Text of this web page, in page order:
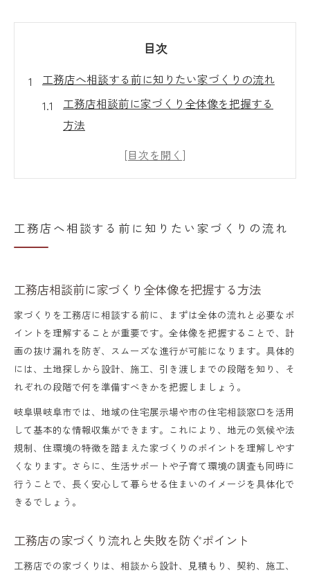
目次
工務店へ相談する前に知りたい家づくりの流れ
工務店相談前に家づくり全体像を把握する
方法
工務店の家づくり流れと失敗を防ぐポイン
注文住宅の相談窓口で工務店活用のコツ
工務店活用で納得の注文住宅相談ができる
秘訣
注文住宅相談窓口で工務店を上手に利用す
る方法
家づくり窓口で工務店に伝えるべき要望と
は
工務店を活用した注文住宅相談の進め方の
コツ
相談窓口で工務店を選ぶ際の比較ポイント
理想の住まい計画で失敗しない工務店の選
び方
工務店へ相談する前に知りたい家づくりの流れ
工務店相談前に家づくり全体像を把握する方法
家づくりを工務店に相談する前に、まずは全体の流れと必要なポ
イントを理解することが重要です。全体像を把握することで、計
画の抜け漏れを防ぎ、スムーズな進行が可能になります。具体的
には、土地探しから設計、施工、引き渡しまでの段階を知り、そ
れぞれの段階で何を準備すべきかを把握しましょう。
岐阜県岐阜市では、地域の住宅展示場や市の住宅相談窓口を活用
して基本的な情報収集ができます。これにより、地元の気候や法
規制、住環境の特徴を踏まえた家づくりのポイントを理解しやす
くなります。さらに、生活サポートや子育て環境の調査も同時に
行うことで、長く安心して暮らせる住まいのイメージを具体化で
きるでしょう。
工務店の家づくり流れと失敗を防ぐポイント
工務店での家づくりは、相談から設計、見積もり、契約、施工、